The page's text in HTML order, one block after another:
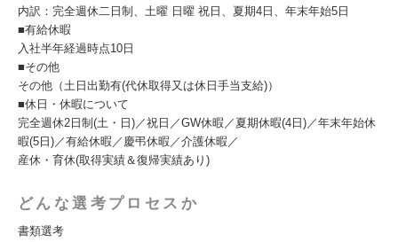
内訳：完全週休二日制、土曜 日曜 祝日、夏期4日、年末年始5日
■有給休暇
入社半年経過時点10日
■その他
その他（土日出勤有(代休取得又は休日手当支給)）
■休日・休暇について
完全週休2日制(土・日)／祝日／GW休暇／夏期休暇(4日)／年末年始休
暇(5日)／有給休暇／慶弔休暇／介護休暇／
産休・育休(取得実績＆復帰実績あり)
どんな選考プロセスか
書類選考